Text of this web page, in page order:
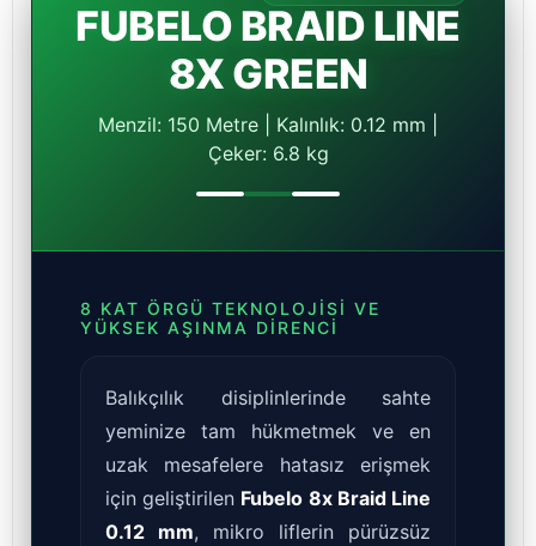
FUBELO BRAID LINE
8X GREEN
Menzil: 150 Metre | Kalınlık: 0.12 mm |
Çeker: 6.8 kg
8 KAT ÖRGÜ TEKNOLOJISI VE
YÜKSEK AŞINMA DIRENCI
Balıkçılık disiplinlerinde sahte
yeminize tam hükmetmek ve en
uzak mesafelere hatasız erişmek
için geliştirilen Fubelo 8x Braid Line
0.12 mm, mikro liflerin pürüzsüz